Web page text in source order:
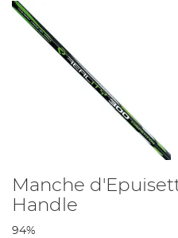
Manche
Handle
94%